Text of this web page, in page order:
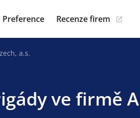
Preference Recenze firem
a.s.
ve firmě